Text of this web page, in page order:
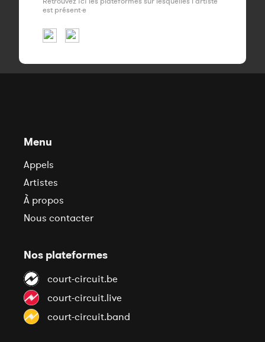
est présent·e
Menu
Appels
Artistes
À propos
Nous contacter
Nos plateformes
court-circuit.be
court-circuit.live
court-circuit.band